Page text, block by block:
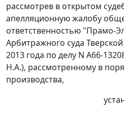
рассмотрев в открытом
апелляционную жалобу
ответственностью "Прамо-
Арбитражного суда
2013 года по делу N А66-
Н.А.), рассмотренному в
производства,